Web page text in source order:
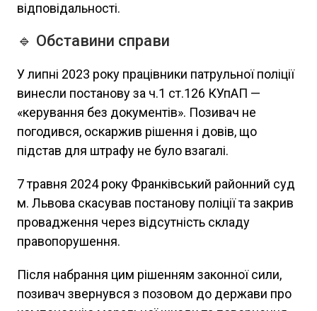
відповідальності.
🔹 Обставини справи
У липні 2023 року працівники патрульної поліції
винесли постанову за ч.1 ст.126 КУпАП —
«керування без документів». Позивач не
погодився, оскаржив рішення і довів, що
підстав для штрафу не було взагалі.
7 травня 2024 року Франківський районний суд
м. Львова скасував постанову поліції та закрив
провадження через відсутність складу
правопорушення.
Після набрання цим рішенням законної сили,
позивач звернувся з позовом до держави про